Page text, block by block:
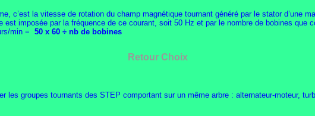
c’est la vitesse de rotation du champ magnétique tournant généré par le stator d’une
est imposée par la fréquence de ce courant, soit 50 Hz et par le nombre de bobines que
min = 50 x 60 ÷ nb de bobines
Retour Choix
les groupes tournants des STEP comportant sur un même arbre : alternateur-moteur,